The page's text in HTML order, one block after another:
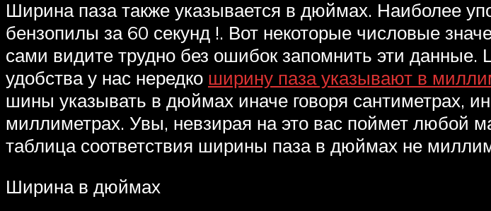
Ширина паза также указывается в дюймах. Наиболее
бензопилы за 60 секунд !. Вот некоторые числовые
сами видите трудно без ошибок запомнить эти
удобства у нас нередко ширину паза указывают в
шины указывать в дюймах иначе говоря сантиметрах,
миллиметрах. Увы, невзирая на это вас поймет любой
таблица соответствия ширины паза в дюймах не
Ширина в дюймах